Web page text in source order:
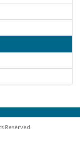
Reserved.